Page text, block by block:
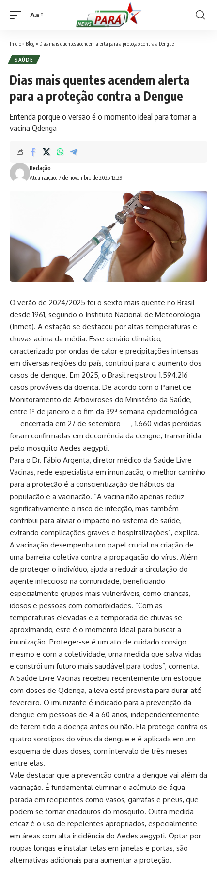
Font
Aa
Início» Blog » Dias mais quentes acendem alerta para a proteção contra a Dengue
SAÚDE
Dias mais quentes acendem alerta
para a proteção contra a Dengue
Entenda porque o versão é o momento ideal para tomar a
vacina Qdenga
Atualização: 7 de novembro de 2025 12:29
Redação
O verão de 2024/2025 foi o sexto mais quente no Brasil
desde 1961, segundo o Instituto Nacional de Meteorologia
(Inmet). A estação se destacou por altas temperaturas e
chuvas acima da média. Esse cenário climático,
caracterizado por ondas de calor e precipitações intensas
em diversas regiões do país, contribui para o aumento dos
casos de dengue. Em 2025, o Brasil registrou 1.594.216
casos prováveis da doença. De acordo com o Painel de
Monitoramento de Arboviroses do Ministério da Saúde,
entre 1º de janeiro e o fim da 39ª semana epidemiológica
— encerrada em 27 de setembro —, 1.660 vidas perdidas
foram confirmadas em decorrência da dengue, transmitida
pelo mosquito Aedes aegypti.
Para o Dr. Fábio Argenta, diretor médico da Saúde Livre
Vacinas, rede especialista em imunização, o melhor caminho
para a proteção é a conscientização de hábitos da
população e a vacinação. “A vacina não apenas reduz
significativamente o risco de infecção, mas também
contribui para aliviar o impacto no sistema de saúde,
evitando complicações graves e hospitalizações”, explica.
A vacinação desempenha um papel crucial na criação de
uma barreira coletiva contra a propagação do vírus. Além
de proteger o indivíduo, ajuda a reduzir a circulação do
agente infeccioso na comunidade, beneficiando
especialmente grupos mais vulneráveis, como crianças,
idosos e pessoas com comorbidades. “Com as
temperaturas elevadas e a temporada de chuvas se
aproximando, este é o momento ideal para buscar a
imunização. Proteger-se é um ato de cuidado consigo
mesmo e com a coletividade, uma medida que salva vidas
e constrói um futuro mais saudável para todos”, comenta.
A Saúde Livre Vacinas recebeu recentemente um estoque
com doses de Qdenga, a leva está prevista para durar até
fevereiro. O imunizante é indicado para a prevenção da
dengue em pessoas de 4 a 60 anos, independentemente
de terem tido a doença antes ou não. Ela protege contra os
quatro sorotipos do vírus da dengue e é aplicada em um
esquema de duas doses, com intervalo de três meses
entre elas.
Vale destacar que a prevenção contra a dengue vai além da
vacinação. É fundamental eliminar o acúmulo de água
parada em recipientes como vasos, garrafas e pneus, que
podem se tornar criadouros do mosquito. Outra medida
eficaz é o uso de repelentes apropriados, especialmente
em áreas com alta incidência do Aedes aegypti. Optar por
roupas longas e instalar telas em janelas e portas, são
alternativas adicionais para aumentar a proteção.